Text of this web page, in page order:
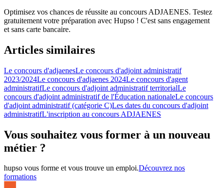
Optimisez vos chances de réussite au concours ADJAENES. Testez
gratuitement votre préparation avec Hupso ! C'est sans engagement
et sans carte bancaire.
Articles similaires
Le concours d'adjaenesLe concours d'adjoint administratif
2023/2024Le concours d'adjaenes 2024Le concours d'agent
administratifLe concours d'adjoint administratif territorialLe
concours d'adjoint administratif de l'Éducation nationaleLe concours
d'adjoint administratif (catégorie C)Les dates du concours d'adjoint
administratifL'inscription au concours ADJAENES
Vous souhaitez vous former à un nouveau
métier ?
hupso vous forme et vous trouve un emploi.Découvrez nos
formations